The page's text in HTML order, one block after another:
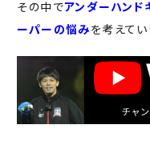
その中でアンダーハンド
ーパーの悩みを考えてい